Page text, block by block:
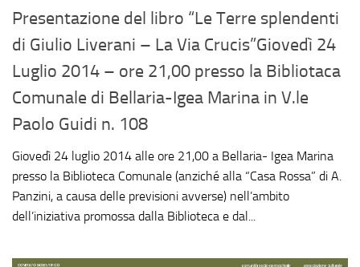
Presentazione del libro “Le Terre splendenti
di Giulio Liverani – La Via Crucis”Giovedì 24
Luglio 2014 – ore 21,00 presso la Bibliotaca
Comunale di Bellaria-Igea Marina in V.le
Paolo Guidi n. 108
Giovedì 24 luglio 2014 alle ore 21,00 a Bellaria- Igea Marina
presso la Biblioteca Comunale (anziché alla “Casa Rossa” di A.
Panzini, a causa delle previsioni avverse) nell’ambito
dell’iniziativa promossa dalla Biblioteca e dal...